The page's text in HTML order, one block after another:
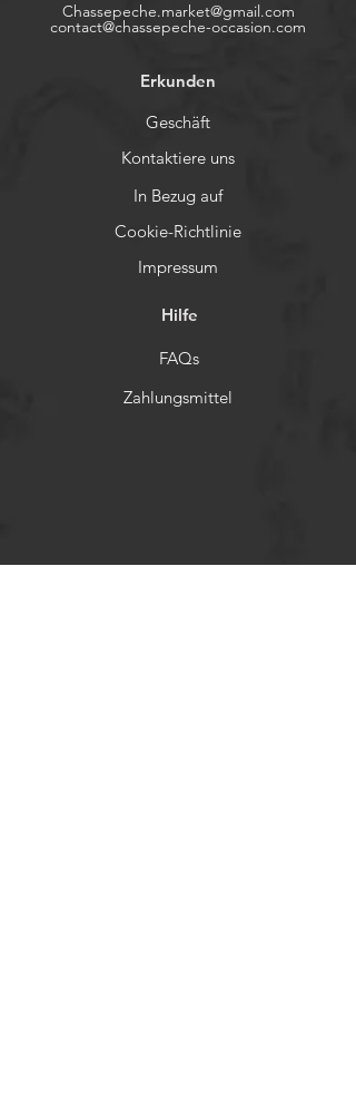
Chassepeche.market@gmail.com
contact@chassepeche-occasion.com
Erkunden
Geschäft
Kontaktiere uns
In Bezug auf
Cookie-Richtlinie
Impressum
Hilfe
FAQs
Zahlungsmittel